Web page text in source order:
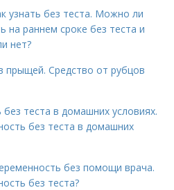
узнать без теста. Можно ли
на раннем сроке без теста и
нет?
прыщей. Средство от рубцов
теста в домашних условиях.
без теста в домашних
без помощи врача.
без теста?